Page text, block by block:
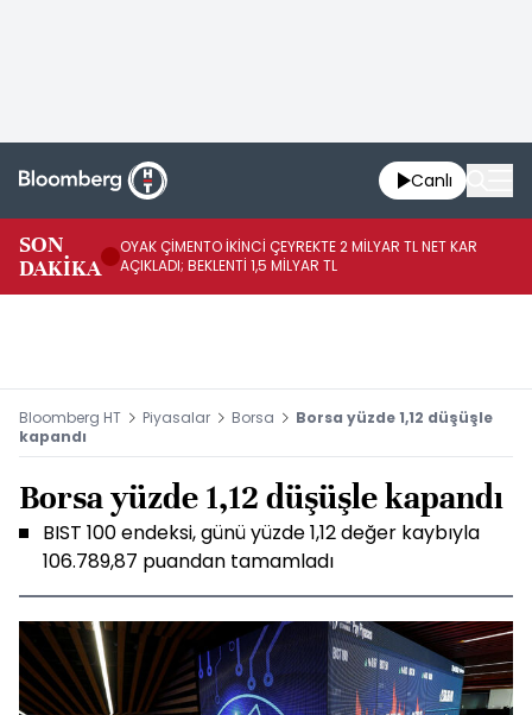
Canlı
SON
DAKİKA
OYAK ÇİMENTO İKİNCİ ÇEYREKTE 2 MİLYAR TL NET KAR
AÇIKLADI; BEKLENTİ 1,5 MİLYAR TL
Bloomberg HT Piyasalar Borsa
Borsa yüzde 1,12 düşüşle
kapandı
Borsa yüzde 1,12 düşüşle kapandı
BIST 100 endeksi, günü yüzde 1,12 değer kaybıyla
106.789,87 puandan tamamladı